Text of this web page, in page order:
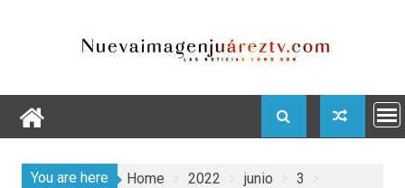
You are here Home 2022 junio
3